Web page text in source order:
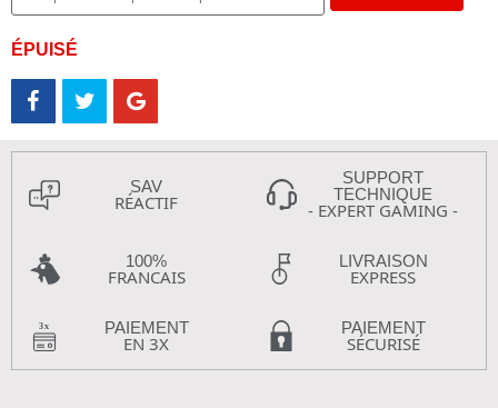
ÉPUISÉ
SAV
RÉACTIF
SUPPORT
TECHNIQUE
- EXPERT GAMING -
100%
FRANCAIS
LIVRAISON
EXPRESS
PAIEMENT
EN 3X
PAIEMENT
SÉCURISÉ